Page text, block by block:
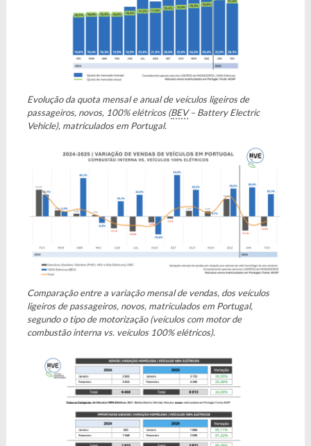
Evolução da quota mensal e anual de veículos ligeiros de
passageiros, novos, 100% elétricos (BEV– Battery Electric
Vehicle), matriculados em Portugal.
Comparação entre a variação mensal de vendas, dos veículos
ligeiros de passageiros, novos, matriculados em Portugal,
segundo o tipo de motorização (veículos com motor de
combustão interna vs. veículos 100% elétricos).